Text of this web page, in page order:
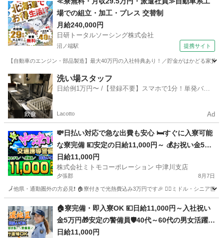
場での組立・加工・プレス 交替制
月給240,000円
日研トータルソーシング株式会社
沼ノ端駅 提携サイト
【自動車のエンジン・部品製造】最大40万円の入社特典あり！／貯金がはかどる家
北海道 苫小牧市 沼ノ端駅 その他
洗い場スタッフ
日給例1万円〜 /【登録不要】スマホで1分！単発バイ
Lacotto Ad
💸日払い対応で急な出費も安心 🛏️すぐに入寮可能
な寮完備 💴安定の日給11,000円～ 💰お祝い金5万
円プレゼント 🚧岐阜県で交通誘導員募集 🚅地方か
らの乗り込み費用補助 🔰未経験でも安心の教育体
制 💻自宅から便利なWeb面接
日給11,000円
株式会社ミトモコーポレーション 中津川支店
夕張郡 8月7日
🗾他県・通勤圏外の方必見❗ 🏠寮付きで光熱費込み3万円です🎉 👮‍♂️ミドル・シニア世
警備員 給料
🏠寮完備・即入寮OK 💴日給11,000円～入社祝い
金5万円🎁安定の警備員🛡️40代～60代の男女活躍中
👫体力的な負担少なめで長く続けられる交通誘導
日給11,000円